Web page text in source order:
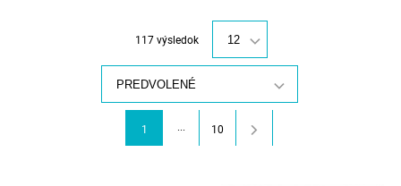
117 výsledok 12
PREDVOLENÉ
1 10